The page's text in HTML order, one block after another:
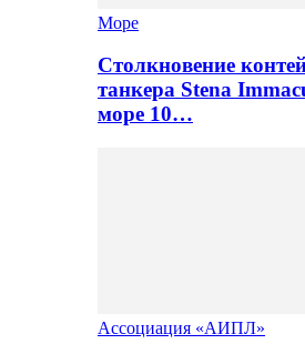
Море
Столкновение
танкера Stena
море 10…
Ассоциация «АИПЛ»